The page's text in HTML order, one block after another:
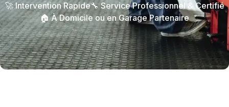
🚀 Intervention Rapide🔧 Service Professionnel & Certifié
🏠 À Domicile ou en Garage Partenaire